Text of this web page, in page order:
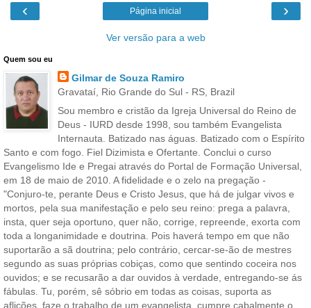
‹ ›
Página inicial
Ver versão para a web
Quem sou eu
Gilmar de Souza Ramiro
Gravataí, Rio Grande do Sul - RS, Brazil
Sou membro e cristão da Igreja Universal do Reino de
Deus - IURD desde 1998, sou também Evangelista
Internauta. Batizado nas águas. Batizado com o Espírito
Santo e com fogo. Fiel Dizimista e Ofertante. Conclui o curso
Evangelismo Ide e Pregai através do Portal de Formação Universal,
em 18 de maio de 2010. A fidelidade e o zelo na pregação -
"Conjuro-te, perante Deus e Cristo Jesus, que há de julgar vivos e
mortos, pela sua manifestação e pelo seu reino: prega a palavra,
insta, quer seja oportuno, quer não, corrige, repreende, exorta com
toda a longanimidade e doutrina. Pois haverá tempo em que não
suportarão a sã doutrina; pelo contrário, cercar-se-ão de mestres
segundo as suas próprias cobiças, como que sentindo coceira nos
ouvidos; e se recusarão a dar ouvidos à verdade, entregando-se ás
fábulas. Tu, porém, sê sóbrio em todas as coisas, suporta as
aflições, faze o trabalho de um evangelista, cumpre cabalmente o